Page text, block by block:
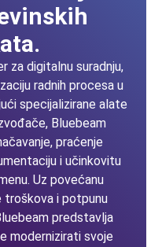
za digitalnu suradnju,
radnih procesa u
specijalizirane alate
Bluebeam
praćenje
i učinkovitu
Uz povećanu
troškova i potpunu
predstavlja
modernizirati svoje